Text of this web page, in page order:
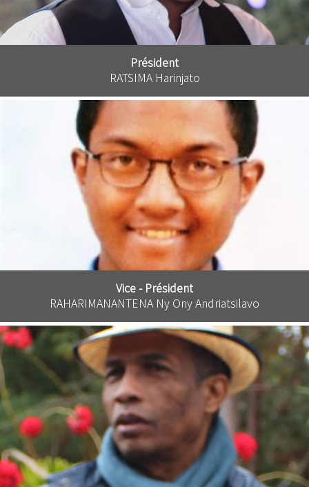
Président
RATSIMA Harinjato
Vice - Président
RAHARIMANANTENA Ny Ony Andriatsilavo